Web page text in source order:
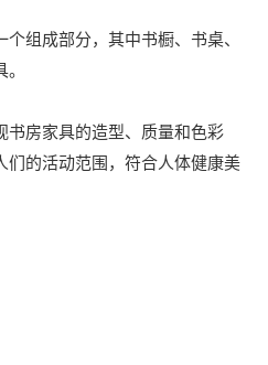
组成部分，其中书橱、书桌、
书房家具的造型、质量和色彩
们的活动范围，符合人体健康美